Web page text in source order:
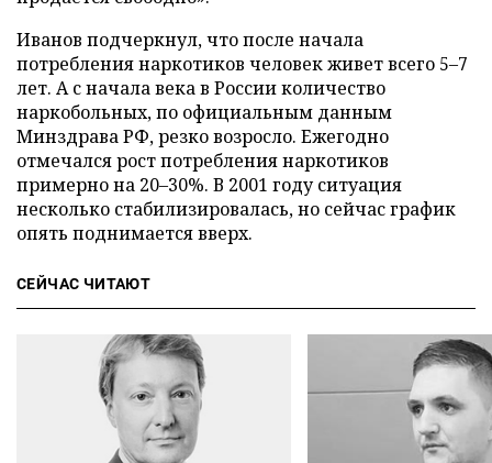
Иванов подчеркнул, что после начала
потребления наркотиков человек живет всего 5–7
лет. А с начала века в России количество
наркобольных, по официальным данным
Минздрава РФ, резко возросло. Ежегодно
отмечался рост потребления наркотиков
примерно на 20–30%. В 2001 году ситуация
несколько стабилизировалась, но сейчас график
опять поднимается вверх.
СЕЙЧАС ЧИТАЮТ